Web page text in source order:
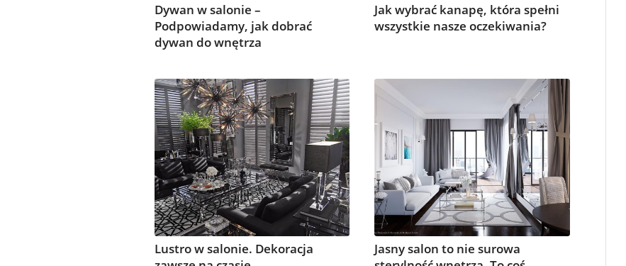
Dywan w salonie –
Podpowiadamy, jak dobrać
dywan do wnętrza
Jak wybrać kanapę, która spełni
wszystkie nasze oczekiwania?
Lustro w salonie. Dekoracja
Jasny salon to nie surowa